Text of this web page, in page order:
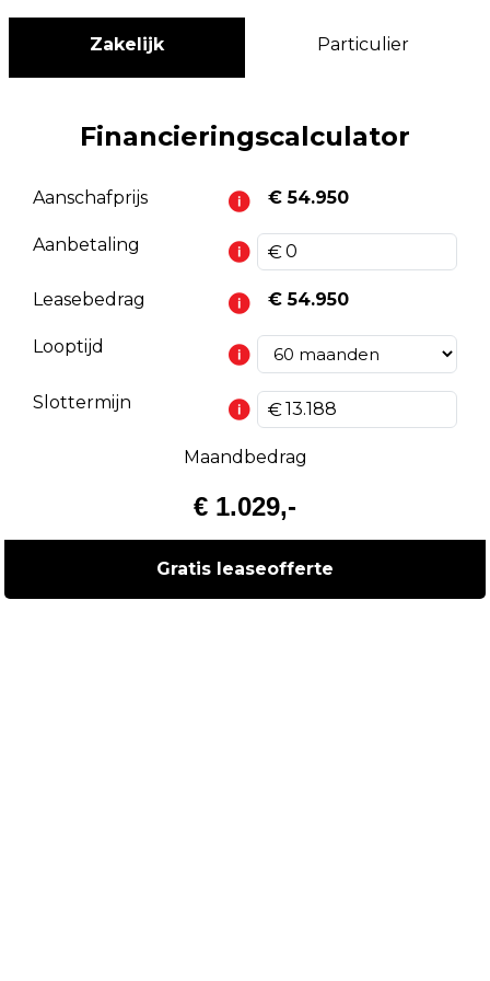
Zakelijk Particulier
Financieringscalculator
Aanschafprijs € 54.950
Aanbetaling
Leasebedrag € 54.950
Looptijd
Slottermijn
Maandbedrag
€ 1.029,-
Gratis leaseofferte